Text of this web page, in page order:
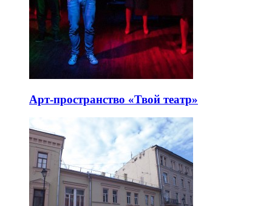
Арт-пространство «Твой театр»